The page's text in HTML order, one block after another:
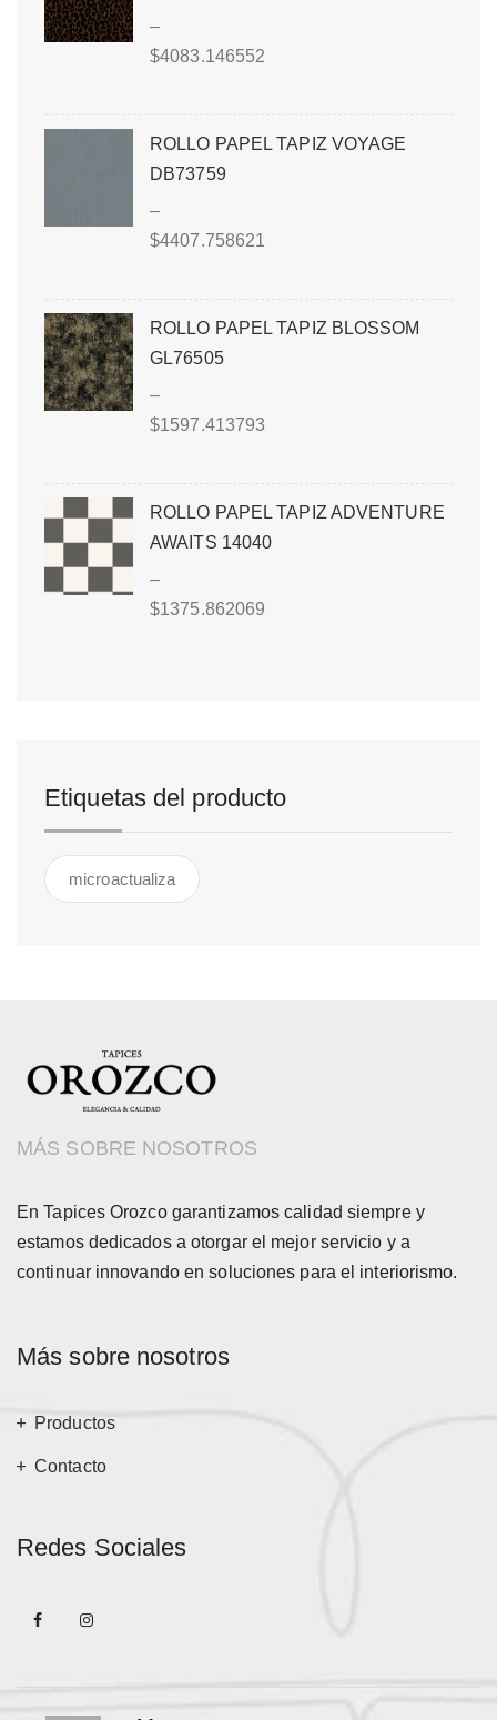
–
$4083.146552
ROLLO PAPEL TAPIZ VOYAGE
DB73759
–
$4407.758621
ROLLO PAPEL TAPIZ BLOSSOM
GL76505
–
$1597.413793
ROLLO PAPEL TAPIZ ADVENTURE
AWAITS 14040
–
$1375.862069
Etiquetas del producto
microactualiza
MÁS SOBRE NOSOTROS
En Tapices Orozco garantizamos calidad siempre y
estamos dedicados a otorgar el mejor servicio y a
continuar innovando en soluciones para el interiorismo.
Más sobre nosotros
Productos
Contacto
Redes Sociales